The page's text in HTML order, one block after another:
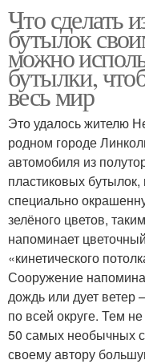
Что сделать
бутылок
можно
бутылки,
весь мир
Это удалось жителю
родном городе
автомобиля из
пластиковых
специально
зелёного цветов,
напоминает
«кинетического
Сооружение
дождь или дует
по всей округе. Тем
50 самых необычных
своему автору